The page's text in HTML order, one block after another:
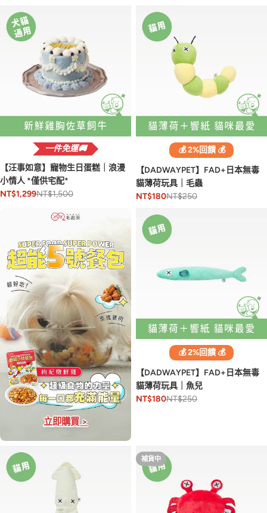
一件免運🚚
【汪事如意】寵物生日蛋糕｜浪漫
小情人 *僅供宅配*
NT$1,299NT$1,500
💰 2%回饋 💰
【DADWAYPET】FAD+日本無毒
貓薄荷玩具｜毛蟲
NT$180NT$250
立即購買 >
💰 2%回饋 💰
【DADWAYPET】FAD+日本無毒
貓薄荷玩具｜魚兒
NT$180NT$250
補貨中